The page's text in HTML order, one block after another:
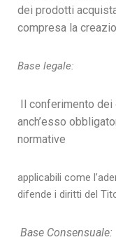
dei prodotti
compresa la
Base legale:
Il conferimento dei
anch’esso
normative
applicabili come
difende i diritti del
Base Consensuale: